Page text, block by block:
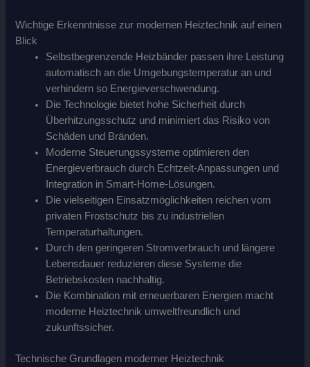
Wichtige Erkenntnisse zur modernen Heiztechnik auf einen
Blick
Selbstbegrenzende Heizbänder passen ihre Leistung
automatisch an die Umgebungstemperatur an und
verhindern so Energieverschwendung.
Die Technologie bietet hohe Sicherheit durch
Überhitzungsschutz und minimiert das Risiko von
Schäden und Bränden.
Moderne Steuerungssysteme optimieren den
Energieverbrauch durch Echtzeit-Anpassungen und
Integration in Smart-Home-Lösungen.
Die vielseitigen Einsatzmöglichkeiten reichen vom
privaten Frostschutz bis zu industriellen
Temperaturhaltungen.
Durch den geringeren Stromverbrauch und längere
Lebensdauer reduzieren diese Systeme die
Betriebskosten nachhaltig.
Die Kombination mit erneuerbaren Energien macht
moderne Heiztechnik umweltfreundlich und
zukunftssicher.
Technische Grundlagen moderner Heiztechnik